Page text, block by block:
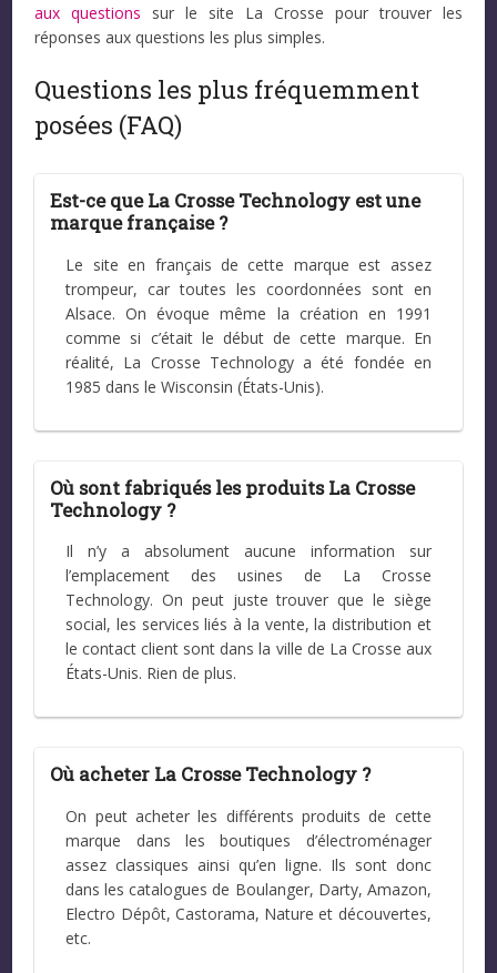
aux questions sur le site La Crosse pour trouver les
réponses aux questions les plus simples.
Questions les plus fréquemment
posées (FAQ)
Est-ce que La Crosse Technology est une
marque française ?
Le site en français de cette marque est assez
trompeur, car toutes les coordonnées sont en
Alsace. On évoque même la création en 1991
comme si c’était le début de cette marque. En
réalité, La Crosse Technology a été fondée en
1985 dans le Wisconsin (États-Unis).
Où sont fabriqués les produits La Crosse
Technology ?
Il n’y a absolument aucune information sur
l’emplacement des usines de La Crosse
Technology. On peut juste trouver que le siège
social, les services liés à la vente, la distribution et
le contact client sont dans la ville de La Crosse aux
États-Unis. Rien de plus.
Où acheter La Crosse Technology ?
On peut acheter les différents produits de cette
marque dans les boutiques d’électroménager
assez classiques ainsi qu’en ligne. Ils sont donc
dans les catalogues de Boulanger, Darty, Amazon,
Electro Dépôt, Castorama, Nature et découvertes,
etc.